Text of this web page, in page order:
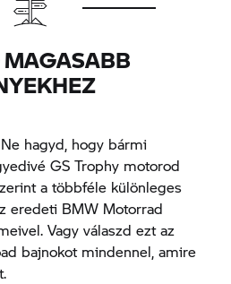
hagyd, hogy bármi
GS Trophy motorod
a többféle különleges
eredeti BMW Motorrad
Vagy válaszd ezt az
bajnokot mindennel, amire